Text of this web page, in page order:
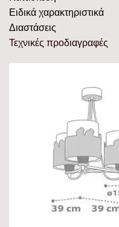
Ειδικά χαρακτηριστικά
Διαστάσεις
Τεχνικές προδιαγραφές